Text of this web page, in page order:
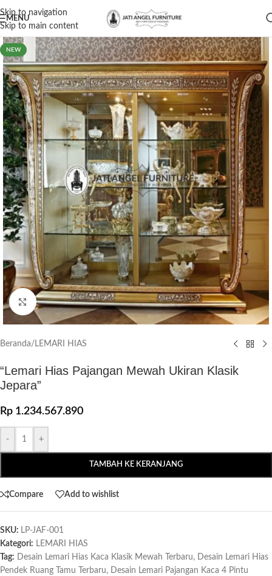
Skip to navigation
Skip to main content
MENU
NEW
Click to enlarge
Beranda/ LEMARI HIAS
“Lemari Hias Pajangan Mewah Ukiran Klasik
Jepara”
Rp 1.234.567.890
- +
TAMBAH KE KERANJANG
Compare Add to wishlist
SKU: LP-JAF-001
Kategori: LEMARI HIAS
Tag: Desain Lemari Hias Kaca Klasik Mewah Terbaru, Desain Lemari Hias
Pendek Ruang Tamu Terbaru, Desain Lemari Pajangan Kaca 4 Pintu